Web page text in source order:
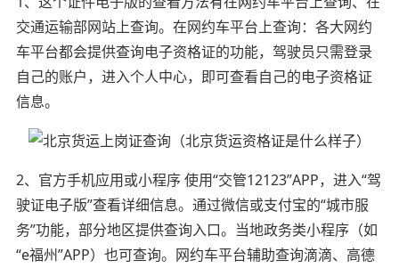
交通运输部网站上查询。在网约车平台上查询：各大网约
车平台都会提供查询电子资格证的功能，驾驶员只需登录
自己的账户，进入个人中心，即可查看自己的电子资格证
信息。
2、官方手机应用或小程序 使用“交管12123”APP，进入“驾
驶证电子版”查看详细信息。通过微信或支付宝的“城市服
务”功能，部分地区提供查询入口。当地政务类小程序（如
“e福州”APP）也可查询。网约车平台辅助查询滴滴、高德